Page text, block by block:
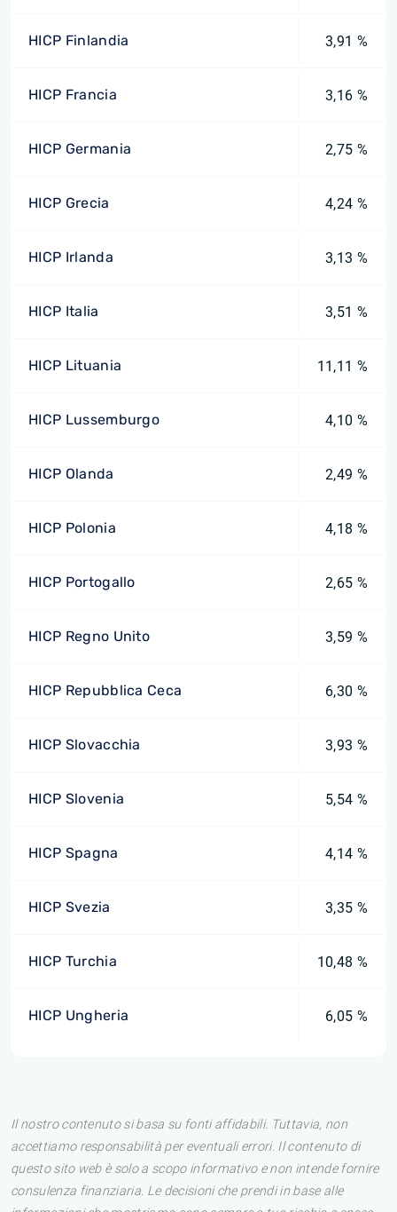
HICP Finlandia 3,91 %
HICP Francia 3,16 %
HICP Germania 2,75 %
HICP Grecia 4,24 %
HICP Irlanda 3,13 %
HICP Italia 3,51 %
HICP Lituania 11,11 %
HICP Lussemburgo 4,10 %
HICP Olanda 2,49 %
HICP Polonia 4,18 %
HICP Portogallo 2,65 %
HICP Regno Unito 3,59 %
HICP Repubblica Ceca 6,30 %
HICP Slovacchia 3,93 %
HICP Slovenia 5,54 %
HICP Spagna 4,14 %
HICP Svezia 3,35 %
HICP Turchia 10,48 %
HICP Ungheria 6,05 %
Il nostro contenuto si basa su fonti affidabili. Tuttavia, non
accettiamo responsabilità per eventuali errori. Il contenuto di
questo sito web è solo a scopo informativo e non intende fornire
consulenza finanziaria. Le decisioni che prendi in base alle